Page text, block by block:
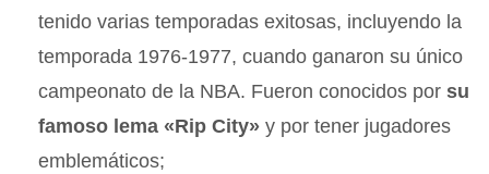
tenido varias temporadas exitosas, incluyendo la
temporada 1976-1977, cuando ganaron su único
campeonato de la NBA. Fueron conocidos porsu
famoso lema «Rip City» y por tener jugadores
emblemáticos;